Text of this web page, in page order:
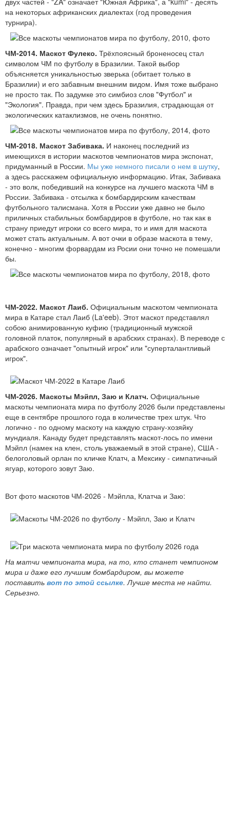
на некоторых африканских диалектах (год проведения
турнира).
ЧМ-2014. Маскот Фулеко. Трёхпоясный броненосец стал
символом ЧМ по футболу в Бразилии. Такой выбор
объясняется уникальностью зверька (обитает только в
Бразилии) и его забавным внешним видом. Имя тоже выбрано
не просто так. По задумке это симбиоз слов "Футбол" и
"Экология". Правда, при чем здесь Бразилия, страдающая от
экологических катаклизмов, не очень понятно.
ЧМ-2018. Маскот Забивака. И наконец последний из
имеющихся в истории маскотов чемпионатов мира экспонат,
придуманный в России. Мы уже немного писали о нем в шутку,
а здесь расскажем официальную информацию. Итак, Забивака
- это волк, победивший на конкурсе на лучшего маскота ЧМ в
России. Забивака - отсылка к бомбардирским качествам
футбольного талисмана. Хотя в России уже давно не было
приличных стабильных бомбардиров в футболе, но так как в
страну приедут игроки со всего мира, то и имя для маскота
может стать актуальным. А вот очки в образе маскота в тему,
конечно - многим форвардам из Росии они точно не помешали
бы.
ЧМ-2022. Маскот Лаиб. Официальным маскотом чемпионата
мира в Катаре стал Лаиб (La'eeb). Этот маскот представлял
собою анимированную куфию (традиционный мужской
головной платок, популярный в арабских странах). В переводе с
арабского означает "опытный игрок" или "суперталантливый
игрок".
ЧМ-2026. Маскоты Мэйпл, Заю и Клатч. Официальные
маскоты чемпионата мира по футболу 2026 были представлены
еще в сентябре прошлого года в количестве трех штук. Что
логично - по одному маскоту на каждую страну-хозяйку
мундиаля. Канаду будет представлять маскот-лось по имени
Мэйпл (намек на клен, столь уважаемый в этой стране), США -
белоголовый орлан по кличке Клатч, а Мексику - симпатичный
ягуар, которого зовут Заю.
Вот фото маскотов ЧМ-2026 - Мэйпла, Клатча и Заю:
На матчи чемпионата мира, на то, кто станет чемпионом
мира и даже его лучшим бомбардиром, вы можете
поставить вот по этой ссылке. Лучше места не найти.
Серьезно.